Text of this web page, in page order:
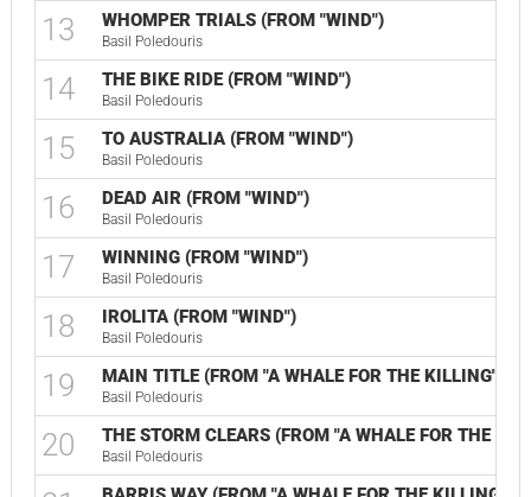
13 WHOMPER TRIALS (FROM "WIND")
Basil Poledouris
14 THE BIKE RIDE (FROM "WIND")
Basil Poledouris
15 TO AUSTRALIA (FROM "WIND")
Basil Poledouris
16 DEAD AIR (FROM "WIND")
Basil Poledouris
17 WINNING (FROM "WIND")
Basil Poledouris
18 IROLITA (FROM "WIND")
Basil Poledouris
19 MAIN TITLE (FROM "A WHALE FOR THE KILLING")
Basil Poledouris
20 THE STORM CLEARS (FROM "A WHALE FOR THE
Basil Poledouris